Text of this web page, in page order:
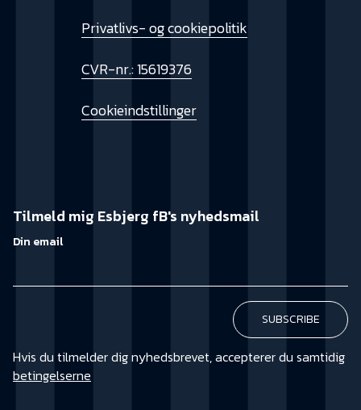
Privatlivs- og cookiepolitik
CVR-nr.: 15619376
Cookieindstillinger
Tilmeld mig Esbjerg fB's nyhedsmail
Din email
Hvis du tilmelder dig nyhedsbrevet, accepterer du samtidig
betingelserne